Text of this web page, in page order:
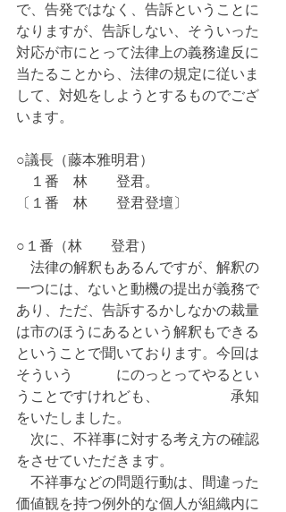
で、告発ではなく、告訴ということに
なりますが、告訴しない、そういった
対応が市にとって法律上の義務違反に
当たることから、法律の規定に従いま
して、対処をしようとするものでござ
います。
○議長（藤本雅明君）
１番　林　　登君。
〔１番　林　　登君登壇〕
○１番（林　　登君）
法律の解釈もあるんですが、解釈の
一つには、ないと動機の提出が義務で
あり、ただ、告訴するかしなかの裁量
は市のほうにあるという解釈もできる
ということで聞いております。今回は
そういう　　　にのっとってやるとい
うことですけれども、　　　　　承知
をいたしました。
次に、不祥事に対する考え方の確認
をさせていただきます。
不祥事などの問題行動は、間違った
価値観を持つ例外的な個人が組織内に